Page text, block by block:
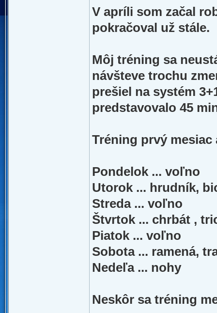
V apríli som začal
pokračoval už stále.
Môj tréning sa
návšteve trochu
prešiel na systém
predstavovalo 45
Tréning prvý
Pondelok ... voľno
Utorok ... hrudník,
Streda ... voľno
Štvrtok ... chrbát ,
Piatok ... voľno
Sobota ... ramená,
Nedeľa ... nohy
Neskôr sa tréning